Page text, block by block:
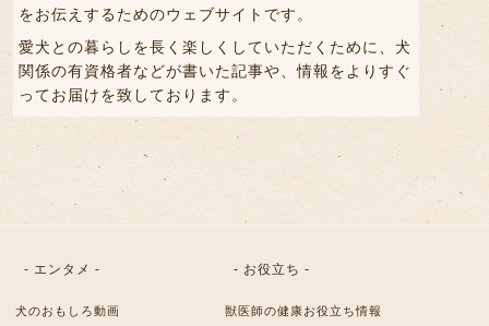
をお伝えするためのウェブサイトです。
愛犬との暮らしを長く楽しくしていただくために、犬
関係の有資格者などが書いた記事や、情報をよりすぐ
ってお届けを致しております。
- エンタメ -
犬のおもしろ動画
- お役立ち -
獣医師の健康お役立ち情報